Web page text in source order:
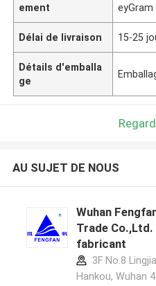
ement
eyGram
Délai de livraison 15-25
Détails d'emballa
ge
AU SUJET DE NOUS
Wuhan
Trade
fabricant
3F No.8
Hankou, Wuhan